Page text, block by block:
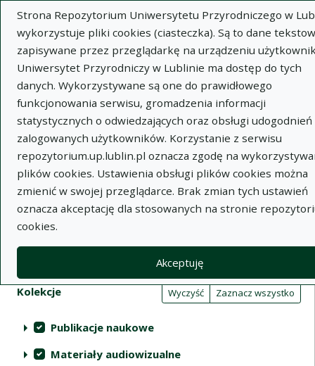
Strona Repozytorium Uniwersytetu Przyrodniczego w
wykorzystuje pliki cookies (ciasteczka). Są to dane
zapisywane przez przeglądarkę na urządzeniu
Uniwersytet Przyrodniczy w Lublinie ma dostęp do tych
danych. Wykorzystywane są one do prawidłowego
funkcjonowania serwisu, gromadzenia informacji
statystycznych o odwiedzających oraz obsługi udogodnień
zalogowanych użytkowników. Korzystanie z serwisu
repozytorium.up.lublin.pl oznacza zgodę na
plików cookies. Ustawienia obsługi plików cookies można
zmienić w swojej przeglądarce. Brak zmian tych ustawień
oznacza akceptację dla stosowanych na stronie
cookies.
Akceptuję
Wyszukaj
Repozytorium Uniwersytetu
Przyrodniczego w Lublinie
Kolekcje
Tabela wyników wyszukiwania
Filtry wyszukiwania (automatyczne
Akcje na kolekcjach Wyczyść Zaznacz wszystko
Kolekcje (automatyczne przeładowanie treści)
Publikacje naukowe
Materiały audiowizualne